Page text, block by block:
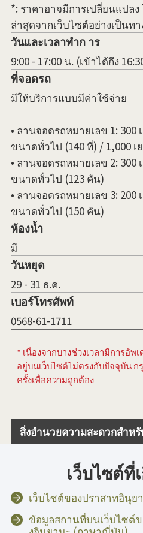
*: ราคาอาจมีการเปลี่ยนแปล
ล่าสุดจากเว็บไซต์อย่างเป็นทา
วันและเวลาทำก าร
9:00 - 17:00 น. (เข้าได้ถึง
ที่จอดรถ
มีให้บริการแบบมีค่าใช้จ่าย
• ลานจอดรถหมายเลข 1:
ขนาดทั่วไป (140 ที่) / 1,000
• ลานจอดรถหมายเลข 2:
ขนาดทั่วไป (123 คัน)
• ลานจอดรถหมายเลข 3:
ขนาดทั่วไป (150 คัน)
ห้องน้ำ
มี
วันหยุด
29 - 31 ธ.ค.
เบอร์โทรศัพท์
0568-61-1711
* เนื่องจากบางช่วงเวลามีการอั
อยู่บนเว็บไซต์ไม่ตรงกับปัจจุบัน
ครั้งเพื่อความถูกต้อง
สิ่งอำนวยความสะดวกสำห
เว็บไซต์ที่
เว็บไซต์ของปราสาทอินุย
ข้อมูลสถานที่บนเว็บไซต์